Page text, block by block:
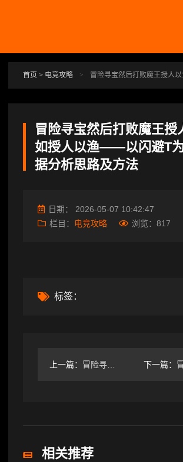
首页 > 电竞攻略 > 冒险寻宝然后打败魔王授人以鱼不如授人以渔——以闪避
冒险寻宝然后打败魔王授
如授人以渔——以闪避T
据分析思路及方法
日期： 2026-05-07 10:42:47
栏目： 电竞攻略 浏览： 817
标签：
上一篇： 冒险寻宝然后打败魔王新手的最佳答案 下一篇： 冒险寻宝
相关推荐